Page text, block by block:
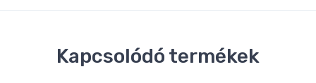
Kapcsolódó termékek